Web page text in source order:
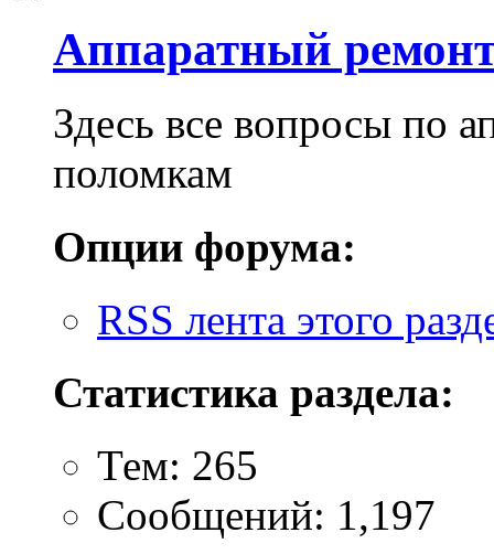
Аппаратный
Здесь все вопросы по
поломкам
Опции форума:
RSS лента этого
Статистика раздела:
Тем: 265
Сообщений: 1,197